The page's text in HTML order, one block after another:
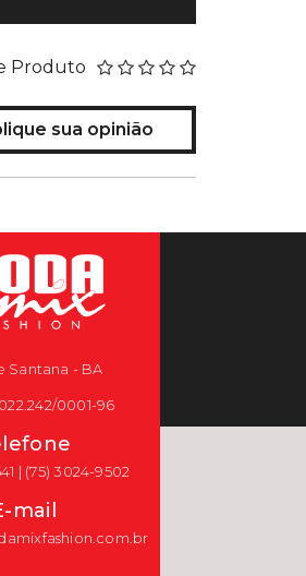
Produto
sua opinião
Santana - BA
0001-96
| (75) 3024-9502
mail